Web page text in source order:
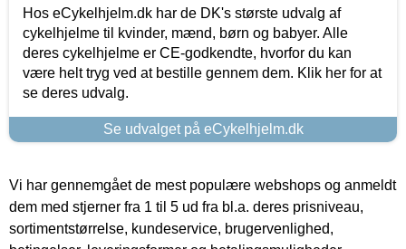
Hos eCykelhjelm.dk har de DK's største udvalg af
cykelhjelme til kvinder, mænd, børn og babyer. Alle
deres cykelhjelme er CE-godkendte, hvorfor du kan
være helt tryg ved at bestille gennem dem. Klik her for at
se deres udvalg.
Se udvalget på eCykelhjelm.dk
Vi har gennemgået de mest populære webshops og anmeldt
dem med stjerner fra 1 til 5 ud fra bl.a. deres prisniveau,
sortimentstørrelse, kundeservice, brugervenlighed,